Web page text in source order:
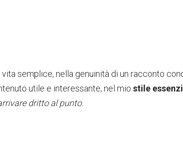
semplice, nella genuinità di un racconto
utile e interessante, nel mio stile
dritto al punto.